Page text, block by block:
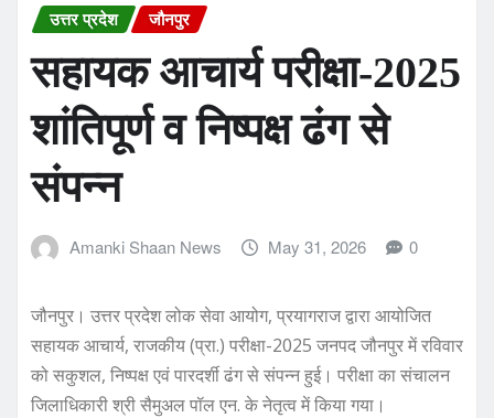
उत्तर प्रदेश जौनपुर
सहायक आचार्य परीक्षा-2025
शांतिपूर्ण व निष्पक्ष ढंग से
संपन्न
Amanki Shaan News May 31, 2026 0
जौनपुर। उत्तर प्रदेश लोक सेवा आयोग, प्रयागराज द्वारा आयोजित
सहायक आचार्य, राजकीय (प्रा.) परीक्षा-2025 जनपद जौनपुर में रविवार
को सकुशल, निष्पक्ष एवं पारदर्शी ढंग से संपन्न हुई। परीक्षा का संचालन
जिलाधिकारी श्री सैमुअल पॉल एन. के नेतृत्व में किया गया।